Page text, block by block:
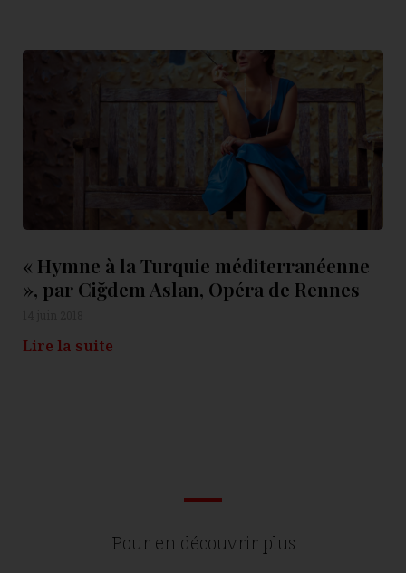
« Hymne à la Turquie méditerranéenne
», par Ciğdem Aslan, Opéra de Rennes
Lire la suite
Pour en découvrir plus